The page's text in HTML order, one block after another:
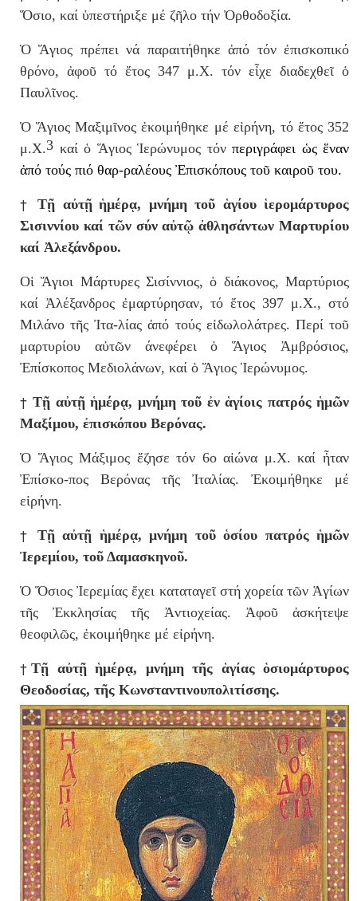
Ὅσιο, καί ὑπεστήριξε μέ ζῆλο τήν Ὀρθοδοξία.
Ὁ Ἅγιος πρέπει νά παραιτήθηκε ἀπό τόν ἐπισκοπικό
θρόνο, ἀφοῦ τό ἔτος 347 μ.Χ. τόν εἶχε διαδεχθεῖ ὁ
Παυλῖνος.
Ὁ Ἅγιος Μαξιμῖνος ἐκοιμήθηκε μέ εἰρήνη, τό ἔτος 352
μ.Χ.3 καί ὁ Ἅγιος Ἱερώνυμος τόνπεριγράφει ὡς ἕναν
ἀπό τούς πιό θαρ-ραλέους Ἐπισκόπους τοῦ καιροῦ του.
† Τῇ αὐτῇ ἡμέρᾳ, μνήμη τοῦ ἁγίου ἱερομάρτυρος
Σισιννίου καί τῶν σύν αὐτῷ ἀθλησάντων Μαρτυρίου
καί Ἀλεξάνδρου.
Οἱ Ἅγιοι Μάρτυρες Σισίννιος, ὁ διάκονος, Μαρτύριος
καί Ἀλέξανδρος ἐμαρτύρησαν, τό ἔτος 397 μ.Χ., στό
Μιλάνο τῆς Ἰτα-λίας ἀπό τούς εἰδωλολάτρες. Περί τοῦ
μαρτυρίου αὐτῶν άνεφέρει ὁ Ἅγιος Ἀμβρόσιος,
Ἐπίσκοπος Μεδιολάνων, καί ὁ Ἅγιος Ἱερώνυμος.
† Τῇ αὐτῇ ἡμέρᾳ, μνήμη τοῦ ἐν ἁγίοις πατρός ἡμῶν
Μαξίμου, ἐπισκόπου Βερόνας.
Ὁ Ἅγιος Μάξιμος ἔζησε τόν 6ο αἰώνα μ.Χ. καί ἦταν
Ἐπίσκο-πος Βερόνας τῆς Ἰταλίας. Ἐκοιμήθηκε μέ
εἰρήνη.
† Τῇ αὐτῇ ἡμέρᾳ, μνήμη τοῦ ὁσίου πατρός ἡμῶν
Ἰερεμίου, τοῦ Δαμασκηνοῦ.
Ὁ Ὅσιος Ἰερεμίας ἔχει καταταγεῖ στή χορεία τῶν Ἁγίων
τῆς Ἐκκλησίας τῆς Ἀντιοχείας. Ἀφοῦ ἀσκήτεψε
θεοφιλῶς, ἐκοιμήθηκε μέ εἰρήνη.
†Τῇ αὐτῇ ἡμέρᾳ, μνήμη τῆς ἁγίας ὁσιομάρτυρος
Θεοδοσίας, τῆς Κωνσταντινουπολιτίσσης.